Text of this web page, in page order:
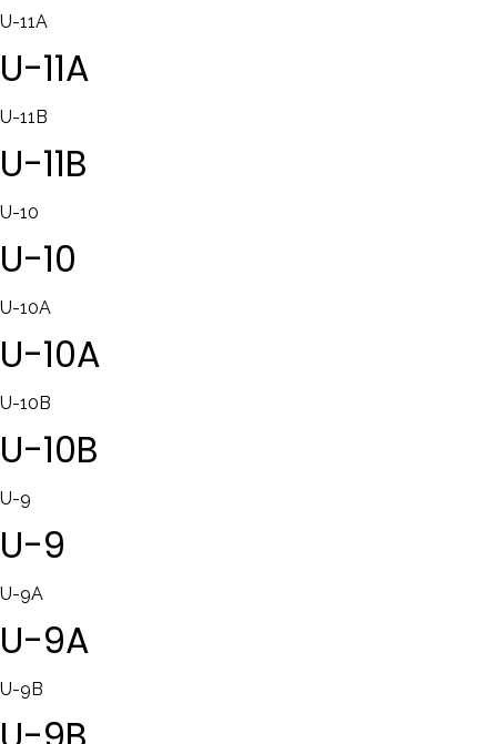
U-11A
U-11A
U-11B
U-11B
U-10
U-10
U-10A
U-10A
U-10B
U-10B
U-9
U-9
U-9A
U-9A
U-9B